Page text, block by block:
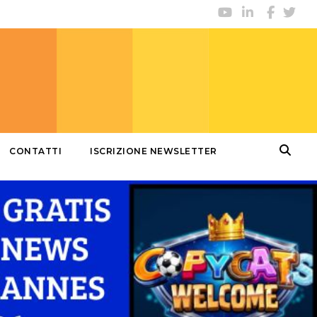
CONTATTI ISCRIZIONE NEWSLETTER